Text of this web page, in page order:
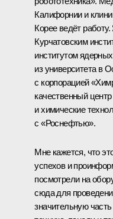
Калифорнии и
Корее ведёт
Курчатовским
институтом
из университета в
с корпорацией
качественный
и химические
с «Роснефтью».
Мне кажется, что
успехов и
посмотрели на
сюда для
значительную